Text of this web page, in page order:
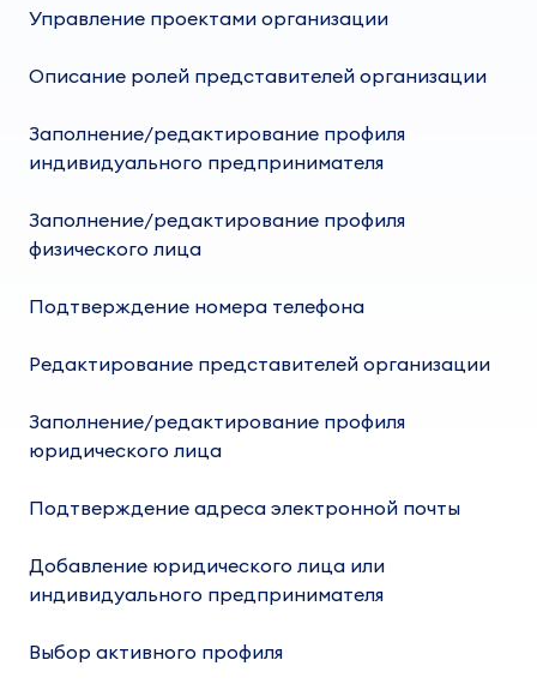
Управление проектами организации
Описание ролей представителей организации
Заполнение/редактирование профиля
индивидуального предпринимателя
Заполнение/редактирование профиля
физического лица
Подтверждение номера телефона
Редактирование представителей организации
Заполнение/редактирование профиля
юридического лица
Подтверждение адреса электронной почты
Добавление юридического лица или
индивидуального предпринимателя
Выбор активного профиля